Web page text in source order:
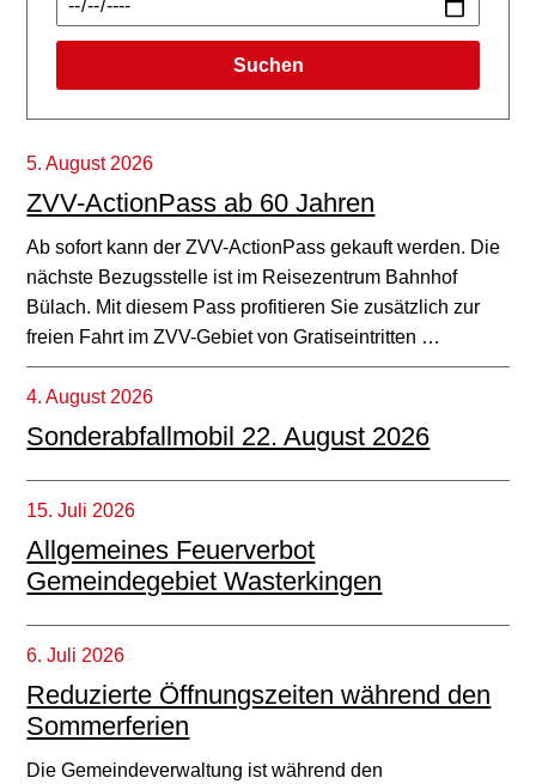
Suchen
ZVV-ActionPass ab 60 Jahren
5. August 2026
Ab sofort kann der ZVV-ActionPass gekauft werden. Die
nächste Bezugsstelle ist im Reisezentrum Bahnhof
Bülach. Mit diesem Pass profitieren Sie zusätzlich zur
freien Fahrt im ZVV-Gebiet von Gratiseintritten …
Sonderabfallmobil 22. August 2026
4. August 2026
Allgemeines Feuerverbot
Gemeindegebiet Wasterkingen
15. Juli 2026
Reduzierte Öffnungszeiten während den
Sommerferien
6. Juli 2026
Die Gemeindeverwaltung ist während den